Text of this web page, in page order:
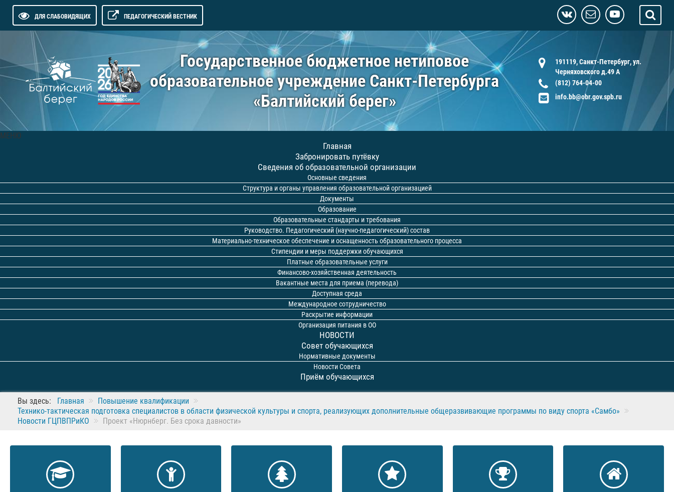
ДЛЯ СЛАБОВИДЯЩИХ ПЕДАГОГИЧЕСКИЙ ВЕСТНИК
Государственное бюджетное нетиповое
образовательное учреждение Санкт-Петербурга
«Балтийский берег»
191119, Санкт-Петербург, ул.
Черняховского д.49 А
(812) 764-04-00
info.bb@obr.gov.spb.ru
МЕНЮ
Главная
Забронировать путёвку
Сведения об образовательной организации
Основные сведения
Структура и органы управления образовательной организацией
Документы
Образование
Образовательные стандарты и требования
Руководство. Педагогический (научно-педагогический) состав
Материально-техническое обеспечение и оснащенность образовательного процесса
Стипендии и меры поддержки обучающихся
Платные образовательные услуги
Финансово-хозяйственная деятельность
Вакантные места для приема (перевода)
Доступная среда
Международное сотрудничество
Раскрытие информации
Организация питания в ОО
НОВОСТИ
Совет обучающихся
Нормативные документы
Новости Совета
Приём обучающихся
Вы здесь: Главная
Повышение квалификации
Технико-тактическая подготовка специалистов в области физической культуры и спорта, реализующих дополнительные общеразвивающие программы по виду спорта «Самбо»
Новости ГЦПВПРиКО
Проект «Нюрнберг. Без срока давности»